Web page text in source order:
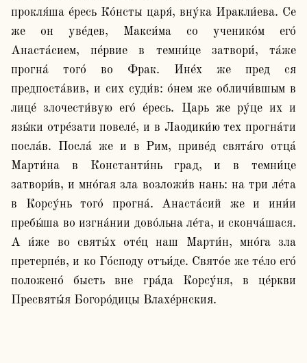
прокля́ша е́ресь Ко́нсты царя́, вну́ка Иракли́ева. Се
же он уве́дев, Макси́ма со ученико́м его́
Анаста́сием, пе́рвие в темни́це затвори́, та́же
прогна́ того́ во Фрак. Ине́х же пред ся
предпоста́вив, и сих суди́в: о́нем же обличи́вшым в
лице́ злочести́вую его́ е́ресь. Царь же ру́це их и
язы́ки отре́зати повеле́, и в Лаодики́ю тех прогна́ти
посла́в. Посла́ же и в Рим, приве́д свята́го отца́
Марти́на в Константи́нь град, и в темни́це
затвори́в, и мно́гая зла возложи́в нань: на три ле́та
в Корсу́нь того́ прогна́. Анаста́сий же и ини́и
пребы́ша во изгна́нии дово́льна ле́та, и сконча́шася.
А и́же во святы́х оте́ц наш Марти́н, мно́га зла
претерпе́в, и ко Го́споду отъи́де. Свято́е же те́ло его́
положено́ бысть вне гра́да Корсу́ня, в це́ркви